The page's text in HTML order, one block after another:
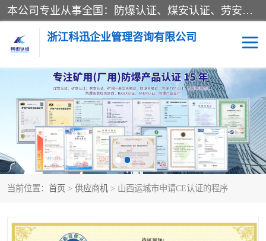
本公司专业从事全国：防爆认证、煤安认证、劳安认证、体系认证、产品认证、ATEX认证、IECEX认证、消防产品认证、生产认可证、验厂指导、认证技术支持、企业管理策划等一站式咨询服务。 用我们的智慧、经验、真诚与勤恳，分享成长的喜悦！ 全国24小时咨询热线：* 认证咨询：张老师（全国*）
浙江科迅企业管理咨询有限公司
当前位置： 首页 > 供应商机 > 山西运城市申请CE认证的程序
煤安认证 防爆CCC认证
防爆合格证 矿安认证
劳安认证